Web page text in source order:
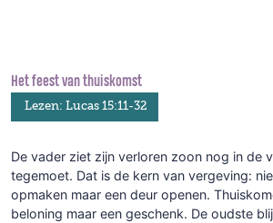
Het feest van thuiskomst
Lezen: Lucas 15:11-32
De vader ziet zijn verloren zoon nog in de
tegemoet. Dat is de kern van vergeving:
opmaken maar een deur openen.
beloning maar een geschenk. De oudste